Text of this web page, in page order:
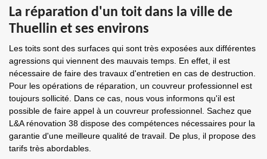
La réparation d'un toit dans la ville de
Thuellin et ses environs
Les toits sont des surfaces qui sont très exposées aux différentes
agressions qui viennent des mauvais temps. En effet, il est
nécessaire de faire des travaux d'entretien en cas de destruction.
Pour les opérations de réparation, un couvreur professionnel est
toujours sollicité. Dans ce cas, nous vous informons qu'il est
possible de faire appel à un couvreur professionnel. Sachez que
L&A rénovation 38 dispose des compétences nécessaires pour la
garantie d'une meilleure qualité de travail. De plus, il propose des
tarifs très abordables.